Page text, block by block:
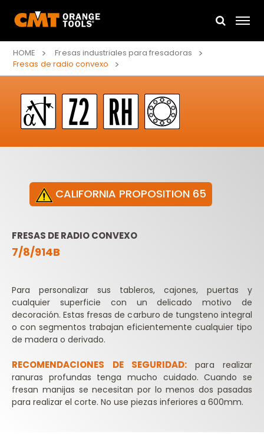
HOME
Fresas industriales para fresadoras
Fresas de radio convexo
CALIFORNIA PROPOSITION 65
FRESAS DE RADIO CONVEXO
7/8/914B
Para personalizar sus tableros, cajones, puertas y
cualquier superficie con un delicado motivo de
decoración. Estas fresas de carburo de tungsteno integral
o con segmentos trabajan eficientemente cualquier tipo
de madera o derivado.
RECOMENDACIONES DE SEGURIDAD: para realizar
ranuras profundas tenga mucho cuidado. Cuando se
fresan manijas se necesitan por lo menos dos pasadas
para realizar el corte. No use piezas inferiores a 600mm.